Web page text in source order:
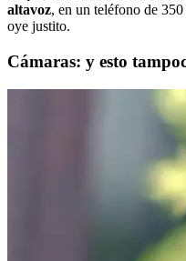
altavoz, en un teléfono de
oye justito.
Cámaras: y esto